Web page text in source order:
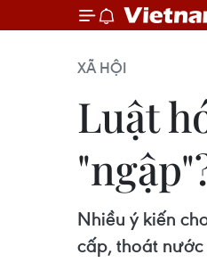
XÃ HỘI
Luật
Nhiều ý kiến
cấp, thoát